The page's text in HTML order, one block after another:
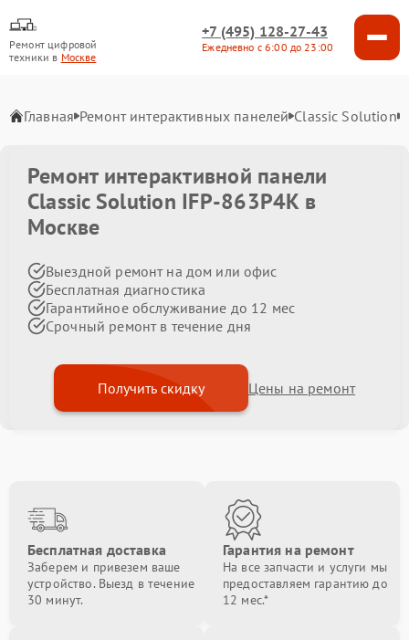
Ремонт цифровой
техники в Москве
+7 (495) 128-27-43
Ежедневно с 6:00 до 23:00
Главная Ремонт интерактивных панелей Classic Solution
Ремонт интерактивной панели
Classic Solution IFP-863P4K в
Москве
Выездной ремонт на дом или офис
Бесплатная диагностика
Гарантийное обслуживание до 12 мес
Срочный ремонт в течение дня
Получить скидку Цены на ремонт
Бесплатная доставка
Заберем и привезем ваше
устройство. Выезд в течение
30 минут.
Гарантия на ремонт
На все запчасти и услуги мы
предоставляем гарантию до
12 мес.*